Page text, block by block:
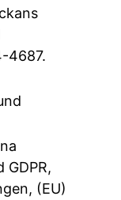
4687.
(EU)